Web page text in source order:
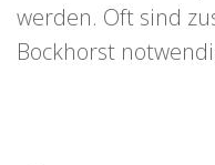
werden. Oft sind
Bockhorst